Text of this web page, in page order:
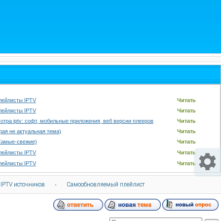
IPTV
Читать
IPTV
Читать
iptv: софт, мобильные приложения, веб версии плееров
Читать
не актуальная тема)
Читать
свежие)
Читать
IPTV
Читать
IPTV
Читать
источников · Самообновляемый плейлист